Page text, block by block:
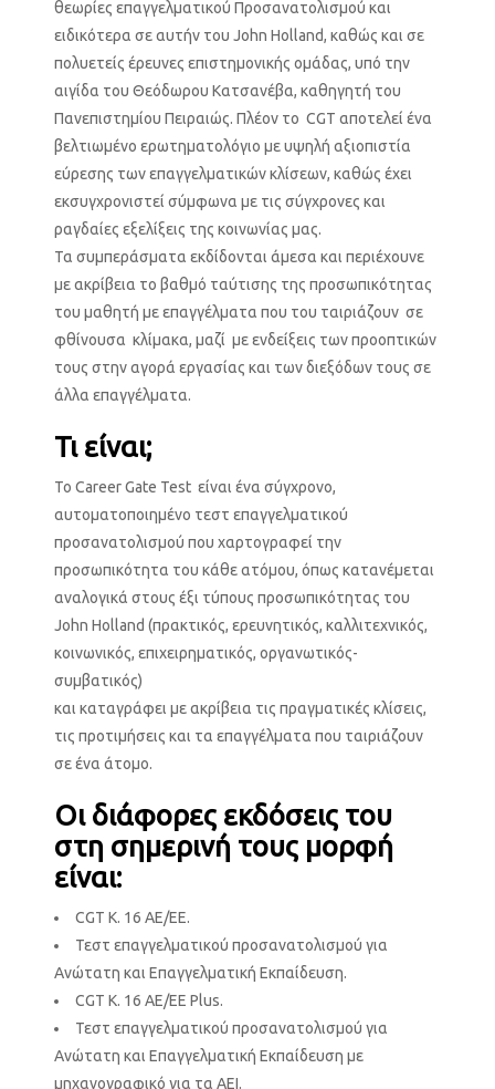
θεωρίες επαγγελματικού Προσανατολισμού και
ειδικότερα σε αυτήν του John Holland, καθώς και σε
πολυετείς έρευνες επιστημονικής ομάδας, υπό την
αιγίδα του Θεόδωρου Κατσανέβα, καθηγητή του
Πανεπιστημίου Πειραιώς. Πλέον το CGT αποτελεί ένα
βελτιωμένο ερωτηματολόγιο με υψηλή αξιοπιστία
εύρεσης των επαγγελματικών κλίσεων, καθώς έχει
εκσυγχρονιστεί σύμφωνα με τις σύγχρονες και
ραγδαίες εξελίξεις της κοινωνίας μας.
Τα συμπεράσματα εκδίδονται άμεσα και περιέχουνε
με ακρίβεια το βαθμό ταύτισης της προσωπικότητας
του μαθητή με επαγγέλματα που του ταιριάζουν σε
φθίνουσα κλίμακα, μαζί με ενδείξεις των προοπτικών
τους στην αγορά εργασίας και των διεξόδων τους σε
άλλα επαγγέλματα.
Τι είναι;
Το Career Gate Test είναι ένα σύγχρονο,
αυτοματοποιημένο τεστ επαγγελματικού
προσανατολισμού που χαρτογραφεί την
προσωπικότητα του κάθε ατόμου, όπως κατανέμεται
αναλογικά στους έξι τύπους προσωπικότητας του
John Holland (πρακτικός, ερευνητικός, καλλιτεχνικός,
κοινωνικός, επιχειρηματικός, οργανωτικός-
συμβατικός)
και καταγράφει με ακρίβεια τις πραγματικές κλίσεις,
τις προτιμήσεις και τα επαγγέλματα που ταιριάζουν
σε ένα άτομο.
Οι διάφορες εκδόσεις του
στη σημερινή τους μορφή
είναι:
CGT K. 16 AE/EE.
Τεστ επαγγελματικού προσανατολισμού για
Ανώτατη και Επαγγελματική Εκπαίδευση.
CGT K. 16 AE/EE Plus.
Τεστ επαγγελματικού προσανατολισμού για
Ανώτατη και Επαγγελματική Εκπαίδευση με
μηχανογραφικό για τα ΑΕΙ.